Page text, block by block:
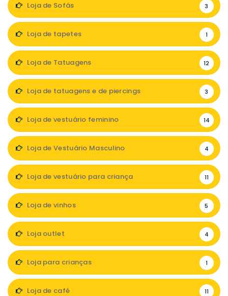
Loja de Sofás 3
Loja de tapetes 1
Loja de Tatuagens 12
Loja de tatuagens e de piercings 3
Loja de vestuário feminino 14
Loja de Vestuário Masculino 4
Loja de vestuário para criança 11
Loja de vinhos 5
Loja outlet 4
Loja para crianças 1
Loja de café 11